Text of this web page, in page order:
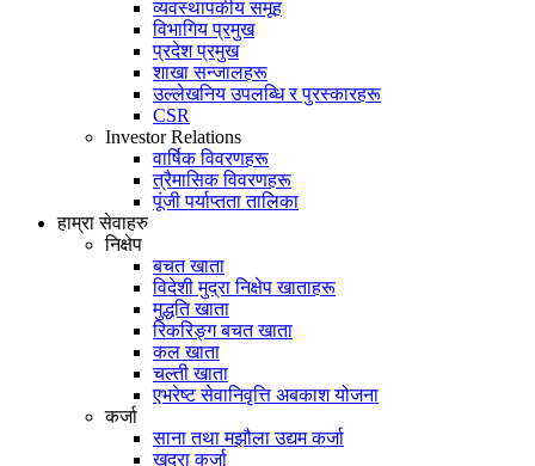
व्यवस्थापकीय समूह
विभागिय प्रमुख
प्रदेश प्रमुख
शाखा सन्जालहरू
उल्लेखनिय उपलब्धि र पुरस्कारहरू
CSR
Investor Relations
वार्षिक विवरणहरू
त्रैमासिक विवरणहरू
पूंजी पर्याप्तता तालिका
हाम्रा सेवाहरु
निक्षेप
बचत खाता
विदेशी मुद्रा निक्षेप खाताहरू
मुद्धति खाता
रिकरिङ्ग बचत खाता
कल खाता
चल्ती खाता
एभरेष्ट सेवानिवृत्ति अबकाश योजना
कर्जा
साना तथा मझौला उद्यम कर्जा
खुद्रा कर्जा